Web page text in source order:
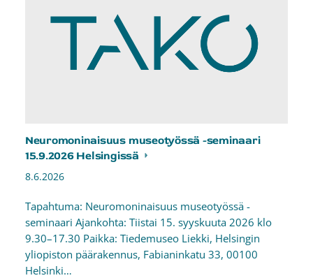
Neuromoninaisuus museotyössä -seminaari
15.9.2026 Helsingissä
8.6.2026
Tapahtuma: Neuromoninaisuus museotyössä -
seminaari Ajankohta: Tiistai 15. syyskuuta 2026 klo
9.30–17.30 Paikka: Tiedemuseo Liekki, Helsingin
yliopiston päärakennus, Fabianinkatu 33, 00100
Helsinki…